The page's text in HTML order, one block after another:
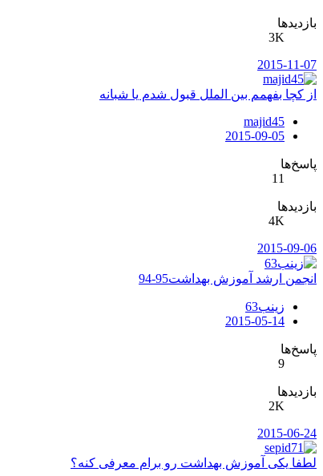
بازدیدها
3K
2015-11-07
از کچا بفهمم بین الملل قبول شدم یا شبانه
majid45
2015-09-05
پاسخ‌ها
11
بازدیدها
4K
2015-09-06
انجمن ارشد آموزش بهداشت95-94
زینب63
2015-05-14
پاسخ‌ها
9
بازدیدها
2K
2015-06-24
لطفا یکی آموزش بهداشت رو برام معرفی کنه؟